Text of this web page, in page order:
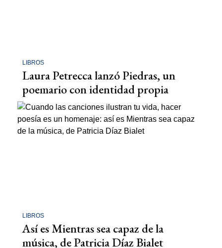
LIBROS
Laura Petrecca lanzó Piedras, un
poemario con identidad propia
LIBROS
Así es Mientras sea capaz de la
música, de Patricia Díaz Bialet